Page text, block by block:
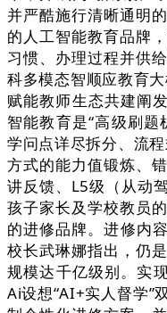
并严酷施行清晰通明
的人工智能教育品牌
习惯、办理过程并供
科多模态智顺应教育
赋能教师生态共建阐
智能教育是“高级刷题
学问点详尽拆分、流
方式的能力值锻炼、
讲反馈、L5级（从动
孩子家长及学校教员
的进修品牌。进修内
校长武琳娜指出，仍
规模达千亿级别。实
Ai设想“AI+实人督学”